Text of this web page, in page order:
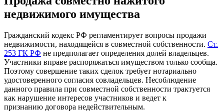
недвижимого имущества
Гражданский кодекс РФ регламентирует вопросы продажи
недвижимости, находящейся в совместной собственности. Ст.
253 ГК РФ не предполагает определения долей владельцев.
Участники вправе распоряжаться имуществом только сообща.
Поэтому совершение таких сделок требует нотариально
удостоверенного согласия совладельцев. Несоблюдение
данного правила при совместной собственности трактуется
как нарушение интересов участников и ведет к
признанию договора недействительным.